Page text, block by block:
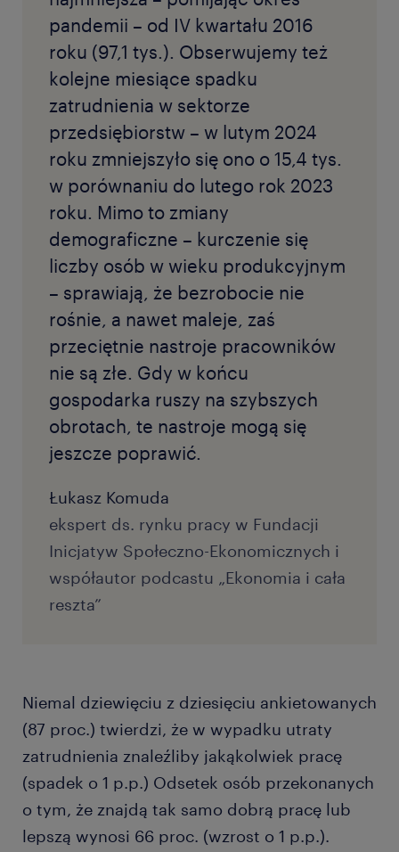
pandemii – od IV kwartału 2016
roku (97,1 tys.). Obserwujemy też
kolejne miesiące spadku
zatrudnienia w sektorze
przedsiębiorstw – w lutym 2024
roku zmniejszyło się ono o 15,4 tys.
w porównaniu do lutego rok 2023
roku. Mimo to zmiany
demograficzne – kurczenie się
liczby osób w wieku produkcyjnym
– sprawiają, że bezrobocie nie
rośnie, a nawet maleje, zaś
przeciętnie nastroje pracowników
nie są złe. Gdy w końcu
gospodarka ruszy na szybszych
obrotach, te nastroje mogą się
jeszcze poprawić.
Łukasz Komuda
ekspert ds. rynku pracy w Fundacji
Inicjatyw Społeczno-Ekonomicznych i
współautor podcastu „Ekonomia i cała
reszta”
Niemal dziewięciu z dziesięciu ankietowanych
(87 proc.) twierdzi, że w wypadku utraty
zatrudnienia znaleźliby jakąkolwiek pracę
(spadek o 1 p.p.) Odsetek osób przekonanych
o tym, że znajdą tak samo dobrą pracę lub
lepszą wynosi 66 proc. (wzrost o 1 p.p.).